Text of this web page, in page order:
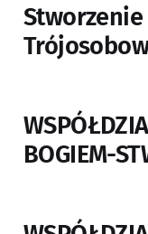
Stworzenie
BOGIEM-